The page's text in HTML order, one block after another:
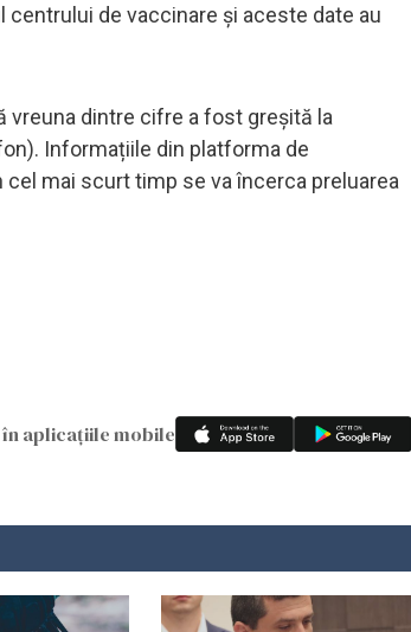
de vaccinare și aceste date au
vreuna dintre cifre a fost greșită la
Informațiile din platforma de
mai scurt timp se va încerca preluarea
în aplicațiile mobile